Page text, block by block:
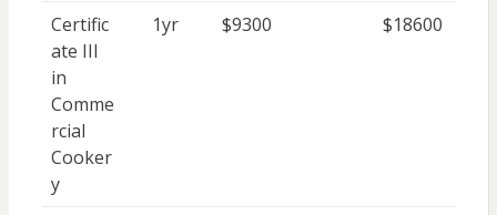
Certific
ate III
in
Comme
rcial
Cooker
y
1yr $9300 $18600